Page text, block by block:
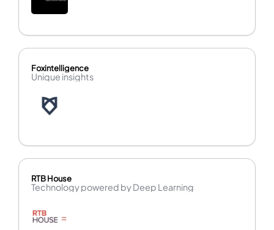
Foxintelligence
Unique insights
RTB House
Technology powered by Deep Learning